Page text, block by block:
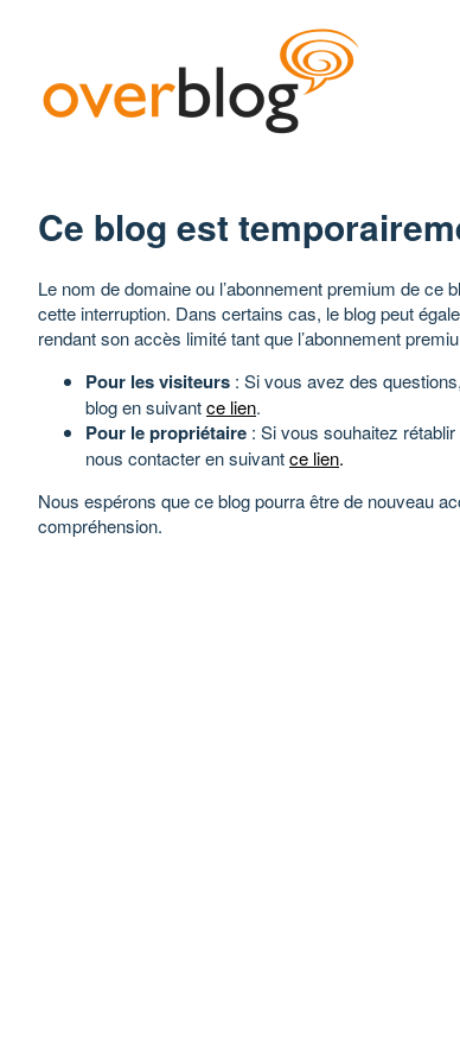
Ce blog est
Le nom de domaine ou l’abonnement premium de ce
cette interruption. Dans certains cas, le blog peut
rendant son accès limité tant que l’abonnement
Pour les visiteurs : Si vous avez des
blog en suivantce lien.
Pour le propriétaire : Si vous souhaitez
nous contacter en suivantce lien.
Nous espérons que ce blog pourra être de nouveau
compréhension.